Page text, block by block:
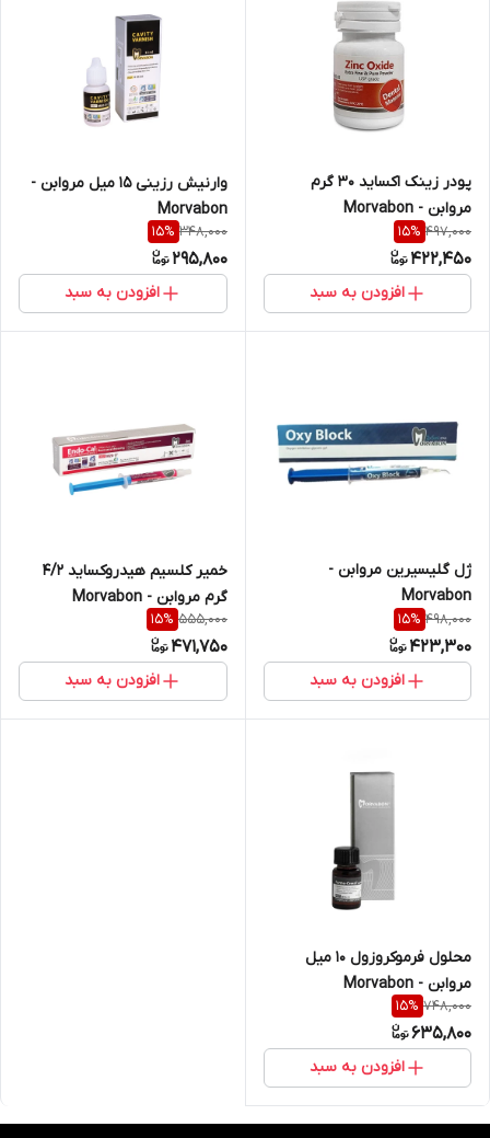
پودر زینک اکساید ۳۰ گرم
مروابن - Morvabon
497,000
15%
422,450
افزودن به سبد
وارنیش رزینی ۱۵ میل مروابن -
Morvabon
348,000
15%
295,800
افزودن به سبد
ژل گلیسیرین مروابن -
Morvabon
498,000
15%
423,300
افزودن به سبد
خمیر کلسیم هیدروکساید ۴/۲
گرم مروابن - Morvabon
555,000
15%
471,750
افزودن به سبد
محلول فرموکروزول ۱۰ میل
مروابن - Morvabon
748,000
15%
635,800
افزودن به سبد